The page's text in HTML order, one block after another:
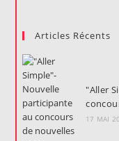
Articles Récents
"Aller
17 MAI